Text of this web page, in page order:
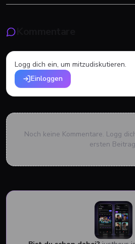
Logg dich ein, um mitzudiskutieren.
Einloggen
Noch keine Kommentare. Logg
ersten